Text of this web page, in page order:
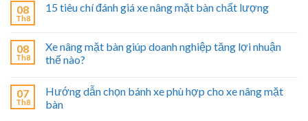
08
Th8
15 tiêu chí đánh giá xe nâng mặt bàn chất lượng
08
Th8
Xe nâng mặt bàn giúp doanh nghiệp tăng lợi nhuận
thế nào?
07
Th8
Hướng dẫn chọn bánh xe phù hợp cho xe nâng mặt
bàn